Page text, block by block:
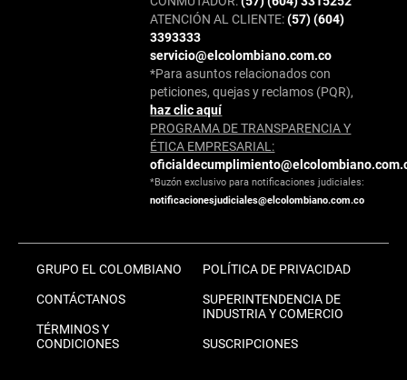
ATENCIÓN AL CLIENTE:(57) (604)
3393333
servicio@elcolombiano.com.co
*Para asuntos relacionados con
peticiones, quejas y reclamos (PQR),
haz clic aquí
PROGRAMA DE TRANSPARENCIA Y
ÉTICA EMPRESARIAL:
*Buzón exclusivo para notificaciones judiciales:
notificacionesjudiciales@elcolombiano.com.co
GRUPO EL COLOMBIANO
CONTÁCTANOS
TÉRMINOS Y
CONDICIONES
POLÍTICA DE PRIVACIDAD
SUPERINTENDENCIA DE
INDUSTRIA Y COMERCIO
SUSCRIPCIONES